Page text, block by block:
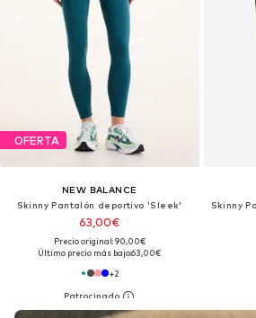
OFERTA
NEW BALANCE
Skinny Pantalón deportivo 'Sleek'
63,00€
Precio original: 90,00€
Último precio más bajo:63,00€
+2